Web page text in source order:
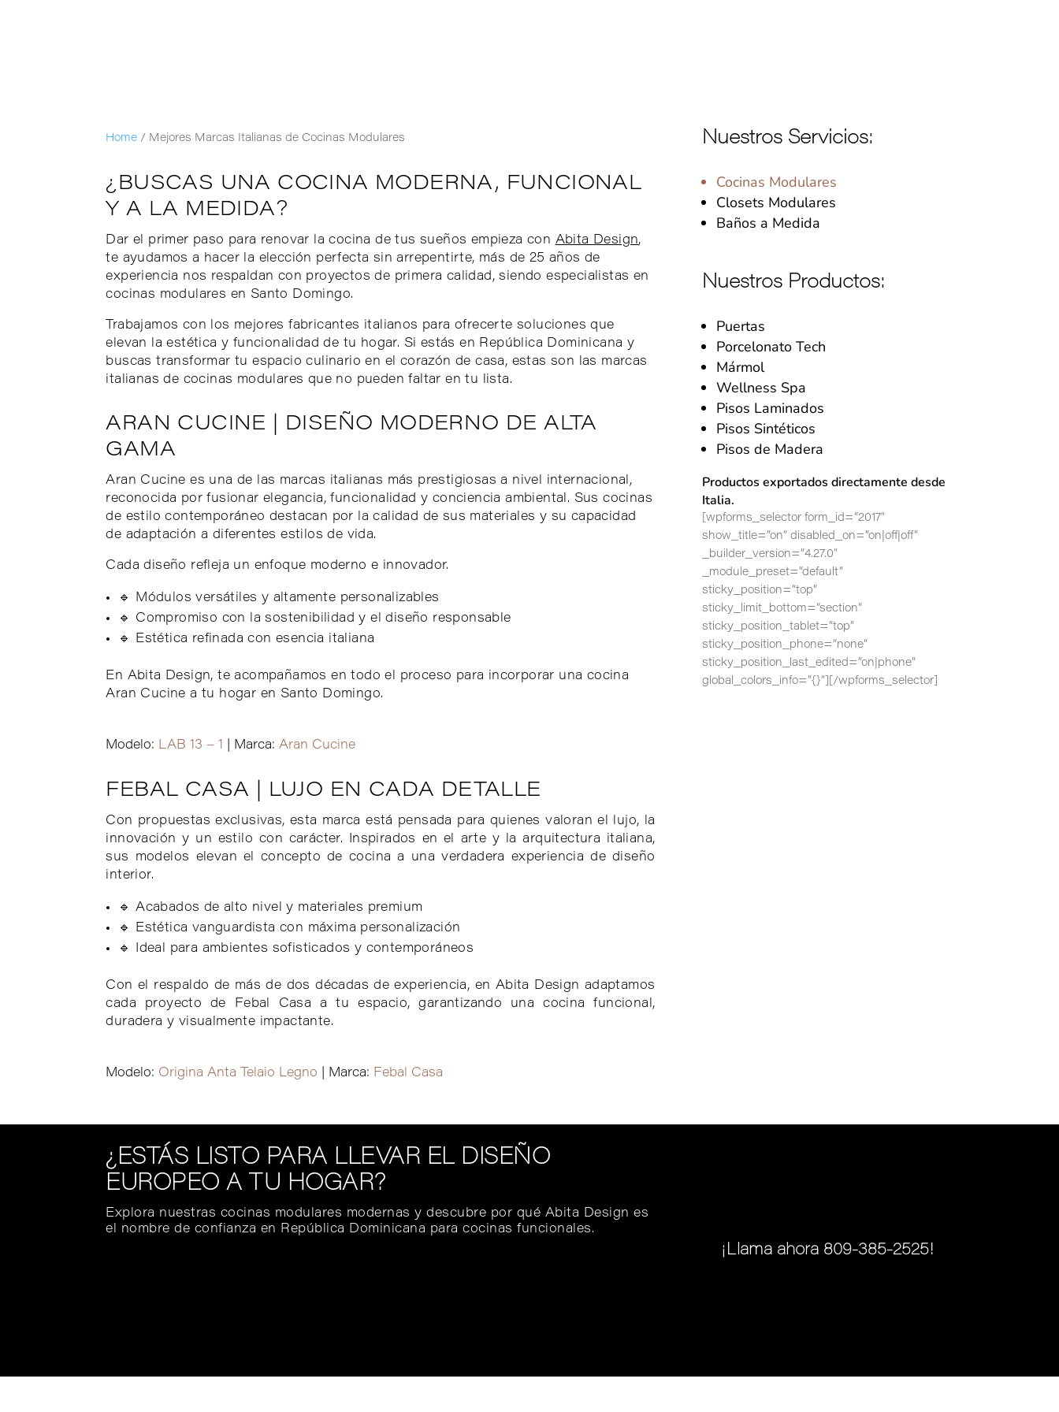
Home / Mejores Marcas Italianas de Cocinas Modulares
¿BUSCAS UNA COCINA MODERNA, FUNCIONAL
Y A LA MEDIDA?
Dar el primer paso para renovar la cocina de tus sueños empieza con Abita Design,
te ayudamos a hacer la elección perfecta sin arrepentirte, más de 25 años de
experiencia nos respaldan con proyectos de primera calidad, siendo especialistas en
cocinas modulares en Santo Domingo.
Trabajamos con los mejores fabricantes italianos para ofrecerte soluciones que
elevan la estética y funcionalidad de tu hogar. Si estás en República Dominicana y
buscas transformar tu espacio culinario en el corazón de casa, estas son las marcas
italianas de cocinas modulares que no pueden faltar en tu lista.
ARAN CUCINE | DISEÑO MODERNO DE ALTA
GAMA
Aran Cucine es una de las marcas italianas más prestigiosas a nivel internacional,
reconocida por fusionar elegancia, funcionalidad y conciencia ambiental. Sus cocinas
de estilo contemporáneo destacan por la calidad de sus materiales y su capacidad
de adaptación a diferentes estilos de vida.
Cada diseño refleja un enfoque moderno e innovador.
🔹 Módulos versátiles y altamente personalizables
🔹 Compromiso con la sostenibilidad y el diseño responsable
🔹 Estética refinada con esencia italiana
En Abita Design, te acompañamos en todo el proceso para incorporar una cocina
Aran Cucine a tu hogar en Santo Domingo.
Modelo: LAB 13 – 1 | Marca:Aran Cucine
FEBAL CASA | LUJO EN CADA DETALLE
Con propuestas exclusivas, esta marca está pensada para quienes valoran el lujo, la
innovación y un estilo con carácter. Inspirados en el arte y la arquitectura italiana,
sus modelos elevan el concepto de cocina a una verdadera experiencia de diseño
interior.
🔹 Acabados de alto nivel y materiales premium
🔹 Estética vanguardista con máxima personalización
🔹 Ideal para ambientes sofisticados y contemporáneos
Con el respaldo de más de dos décadas de experiencia, en Abita Design adaptamos
cada proyecto de Febal Casa a tu espacio, garantizando una cocina funcional,
duradera y visualmente impactante.
Modelo: Origina Anta Telaio Legno | Marca: Febal Casa
Nuestros Servicios:
Cocinas Modulares
Closets Modulares
Baños a Medida
Nuestros Productos:
Puertas
Porcelonato Tech
Mármol
Wellness Spa
Pisos Laminados
Pisos Sintéticos
Pisos de Madera
Productos exportados directamente desde
Italia.
[wpforms_selector form_id=”2017″
show_title=”on” disabled_on=”on|off|off”
_builder_version=”4.27.0″
_module_preset=”default”
sticky_position=”top”
sticky_limit_bottom=”section”
sticky_position_tablet=”top”
sticky_position_phone=”none”
sticky_position_last_edited=”on|phone”
global_colors_info=”{}”][/wpforms_selector]
¿ESTÁS LISTO PARA LLEVAR EL DISEÑO
EUROPEO A TU HOGAR?
Explora nuestras cocinas modulares modernas y descubre por qué Abita Design es
el nombre de confianza en República Dominicana para cocinas funcionales.
¡Llama ahora 809-385-2525!